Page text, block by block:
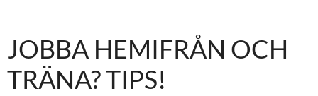
JOBBA HEMIFRÅN OCH
TRÄNA? TIPS!